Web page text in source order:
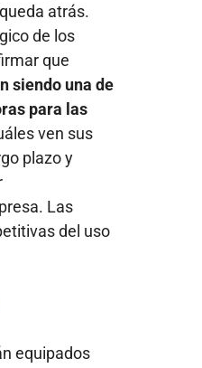
atrás.
de los
que
siendo una de
para las
ven sus
plazo y
Las
del uso
equipados